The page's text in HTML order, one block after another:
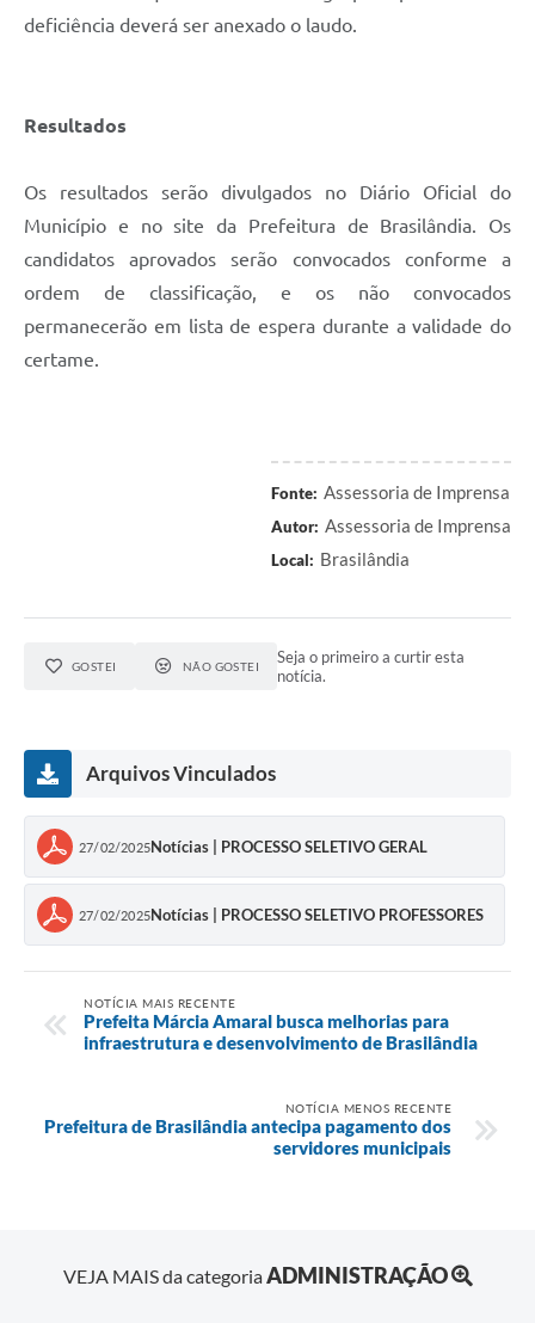
deficiência deverá ser anexado o laudo.
Resultados
Os resultados serão divulgados no Diário Oficial do
Município e no site da Prefeitura de Brasilândia. Os
candidatos aprovados serão convocados conforme a
ordem de classificação, e os não convocados
permanecerão em lista de espera durante a validade do
certame.
Fonte: Assessoria de Imprensa
Autor: Assessoria de Imprensa
Local: Brasilândia
GOSTEI NÃO GOSTEI
Seja o primeiro a curtir esta
notícia.
Arquivos Vinculados
27/02/2025Notícias | PROCESSO SELETIVO GERAL
27/02/2025Notícias | PROCESSO SELETIVO PROFESSORES
NOTÍCIA MAIS RECENTE
Prefeita Márcia Amaral busca melhorias para
infraestrutura e desenvolvimento de Brasilândia
NOTÍCIA MENOS RECENTE
Prefeitura de Brasilândia antecipa pagamento dos
servidores municipais
VEJA MAIS da categoriaADMINISTRAÇÃO